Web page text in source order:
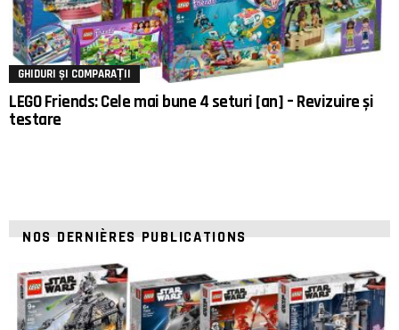
GHIDURI ȘI COMPARAȚII
LEGO Friends: Cele mai bune 4 seturi [an] – Revizuire și
testare
NOS DERNIÈRES PUBLICATIONS